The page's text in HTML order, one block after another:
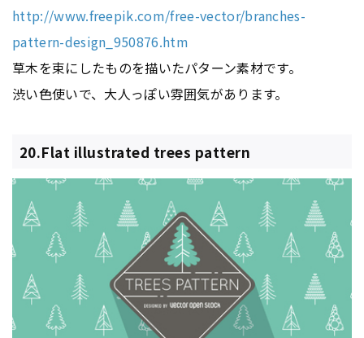
http://www.freepik.com/free-vector/branches-
pattern-design_950876.htm
草木を束にしたものを描いたパターン素材です。
渋い色使いで、大人っぽい雰囲気があります。
20.Flat illustrated trees pattern